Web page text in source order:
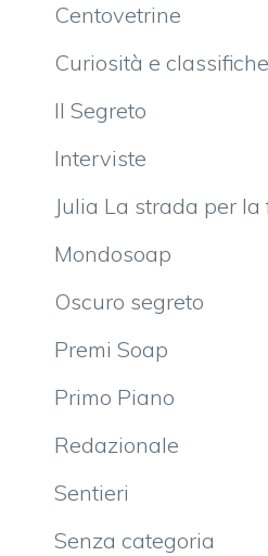
Centovetrine
Curiosità e classifiche
Il Segreto
Interviste
Julia La strada per la
Mondosoap
Oscuro segreto
Premi Soap
Primo Piano
Redazionale
Sentieri
Senza categoria